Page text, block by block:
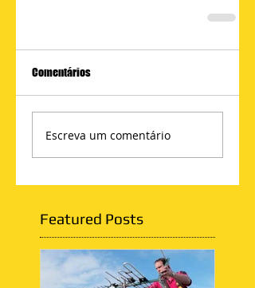
Comentários
Escreva um comentário
Featured Posts